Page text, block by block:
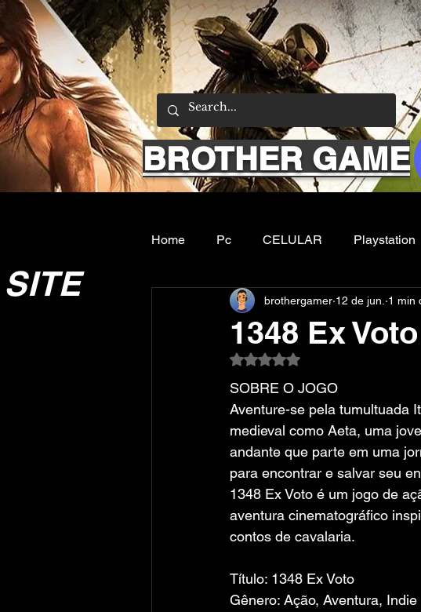
BROTHER GAME
Home Pc CELULAR Playstation
Emuladores Sobre nos Filmes e
1348 Ex
brothergamer 12 de jun. 1 min
Avaliado com NaN de 5 estrelas.
SOBRE O JOGO
Aventure-se pela tumultuada
medieval como Aeta, uma
andante que parte em uma
para encontrar e salvar seu
1348 Ex Voto é um jogo de
aventura cinematográfico
contos de cavalaria.
Título: 1348 Ex Voto
Gênero: Ação, Aventura, Indie